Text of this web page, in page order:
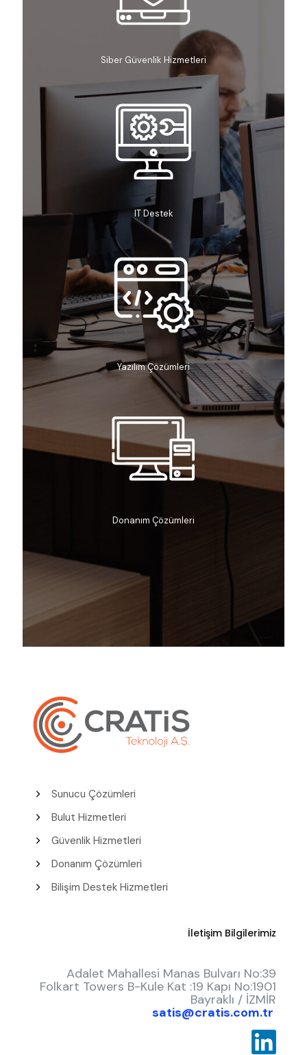
Siber Güvenlik Hizmetleri
IT Destek
Yazılım Çözümleri
Donanım Çözümleri
Sunucu Çözümleri
Bulut Hizmetleri
Güvenlik Hizmetleri
Donanım Çözümleri
Bilişim Destek Hizmetleri
İletişim Bilgilerimiz
Adalet Mahallesi Manas Bulvarı No:39
Folkart Towers B-Kule Kat :19 Kapı No:1901
Bayraklı / İZMİR
satis@cratis.com.tr